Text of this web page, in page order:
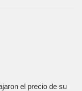
el precio de su